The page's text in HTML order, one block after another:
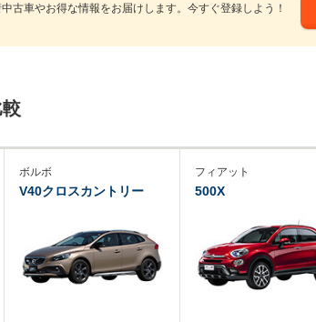
古車やお得な情報をお届けします。今すぐ登録しよう！
ボルボ
V40クロスカントリー
フィアット
500X